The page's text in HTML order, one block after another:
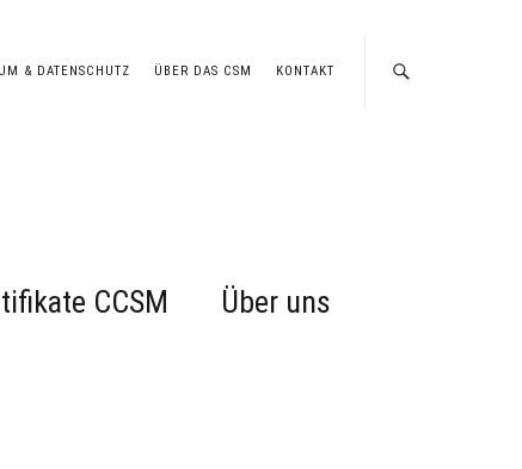
& DATENSCHUTZ ÜBER DAS CSM KONTAKT
CCSM
Über uns